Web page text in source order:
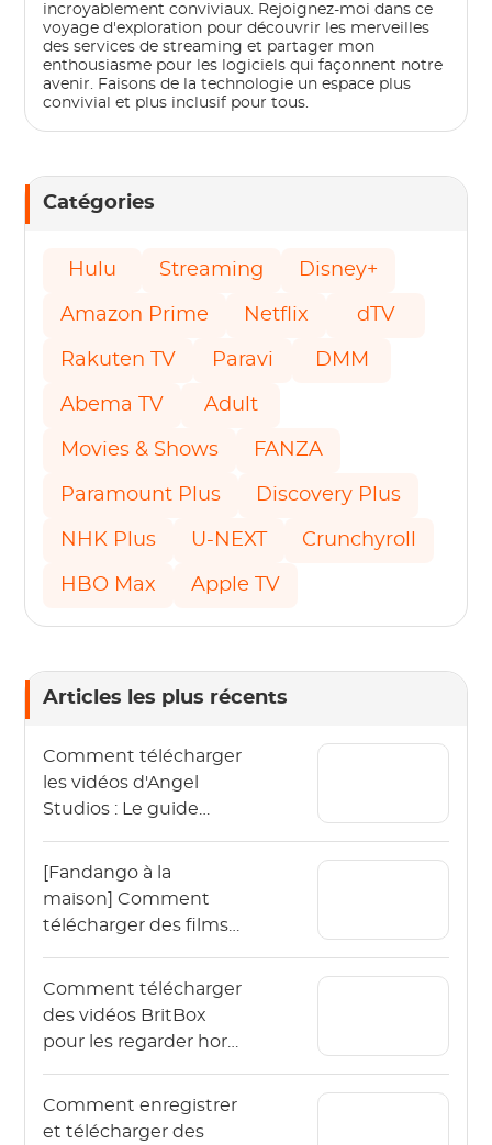
incroyablement conviviaux. Rejoignez-moi dans ce
voyage d'exploration pour découvrir les merveilles
des services de streaming et partager mon
enthousiasme pour les logiciels qui façonnent notre
avenir. Faisons de la technologie un espace plus
convivial et plus inclusif pour tous.
Catégories
Hulu Streaming Disney+
Amazon Prime Netflix dTV
Rakuten TV Paravi DMM
Abema TV Adult
Movies & Shows FANZA
Paramount Plus Discovery Plus
NHK Plus U-NEXT Crunchyroll
HBO Max Apple TV
Articles les plus récents
Comment télécharger
les vidéos d'Angel
Studios : Le guide
[Fandango à la
maison] Comment
télécharger des films
Comment télécharger
des vidéos BritBox
pour les regarder hors
Comment enregistrer
et télécharger des